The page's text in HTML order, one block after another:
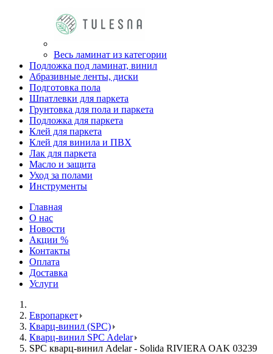
Весь ламинат из категории
Подложка под ламинат, винил
Абразивные ленты, диски
Подготовка пола
Шпатлевки для паркета
Грунтовка для пола и паркета
Подложка для паркета
Клей для паркета
Клей для винила и ПВХ
Лак для паркета
Масло и защита
Уход за полами
Инструменты
Главная
О нас
Новости
Акции %
Контакты
Оплата
Доставка
Услуги
Европаркет
Кварц-винил (SPC)
Кварц-винил SPC Adelar
SPC кварц-винил Adelar - Solida RIVIERA OAK 03239